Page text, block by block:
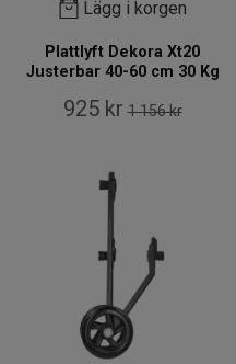
Lägg i korgen
Plattlyft Dekora Xt20
Justerbar 40-60 cm 30 Kg
925 kr 1 156 kr